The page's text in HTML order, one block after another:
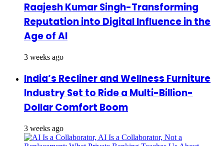
Raajesh Kumar Singh-Transforming
Reputation into Digital Influence in the
Age of AI
3 weeks ago
India’s Recliner and Wellness Furniture
Industry Set to Ride a Multi-Billion-
Dollar Comfort Boom
3 weeks ago